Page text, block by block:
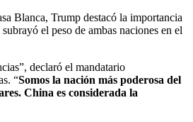
Blanca, Trump destacó la importancia
el peso de ambas naciones en el
declaró el mandatario
“Somos la nación más poderosa del
China es considerada la